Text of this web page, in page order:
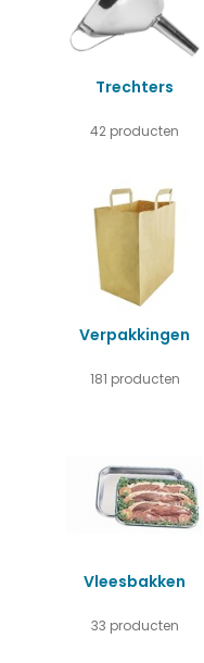
Trechters
42 producten
Verpakkingen
181 producten
Vleesbakken
33 producten